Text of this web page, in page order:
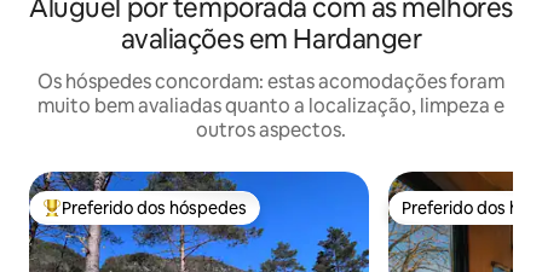
Aluguel por temporada com as melhores
avaliações em Hardanger
Os hóspedes concordam: estas acomodações foram
muito bem avaliadas quanto a localização, limpeza e
outros aspectos.
Entre os melhores preferidos dos hóspedes
Preferido dos hóspedes Preferido dos
Preferido dos